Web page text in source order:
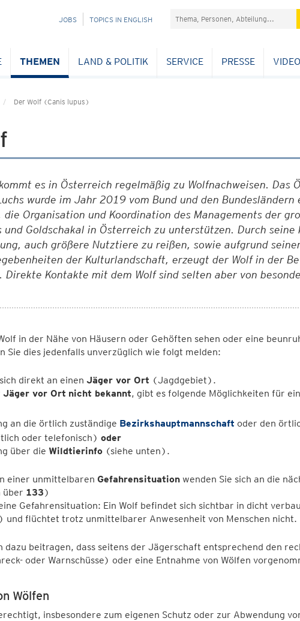
NAVIGATION
JOBS TOPICS IN ENGLISH Suchefeld
THEMEN LAND & POLITIK SERVICE PRESSE
Der Wolf (Canis lupus)
es in Österreich regelmäßig zu Wolfnachweisen. Das
wurde im Jahr 2019 vom Bund und den
die Organisation und Koordination des Managements der
und Goldschakal in Österreich zu unterstützen. Durch seine
auch größere Nutztiere zu reißen, sowie aufgrund
der Kulturlandschaft, erzeugt der Wolf in der
Direkte Kontakte mit dem Wolf sind selten aber von
in der Nähe von Häusern oder Gehöften sehen oder eine
Sie dies jedenfalls unverzüglich wie folgt melden:
direkt an einen Jäger vor Ort (Jagdgebiet).
Jäger vor Ort nicht bekannt, gibt es folgende Möglichkeiten für
an die örtlich zuständige Bezirkshauptmannschaft oder den
oder telefonisch) oder
über die Wildtierinfo(siehe unten).
einer unmittelbaren Gefahrensituationwenden Sie sich an die
über 133)
Gefahrensituation: Ein Wolf befindet sich sichtbar in dicht
und flüchtet trotz unmittelbarer Anwesenheit von Menschen nicht.
dazu beitragen, dass seitens der Jägerschaft entsprechend den
oder Warnschüsse) oder eine Entnahme von Wölfen
Wölfen
insbesondere zum eigenen Schutz oder zur Abwendung